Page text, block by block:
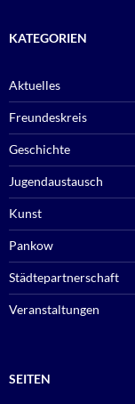
KATEGORIEN
Aktuelles
Freundeskreis
Geschichte
Jugendaustausch
Kunst
Pankow
Städtepartnerschaft
Veranstaltungen
SEITEN